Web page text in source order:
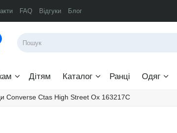
FAQ Відгуки Блог
Дітям Каталог Ранці Одяг
Converse Ctas High Street Ox 163217C